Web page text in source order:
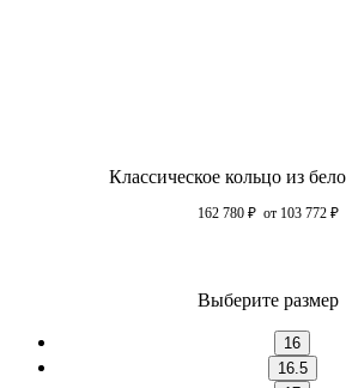
Классическое кольцо из
162 780 ₽ от 103 772 ₽
Выберите размер
16
16.5